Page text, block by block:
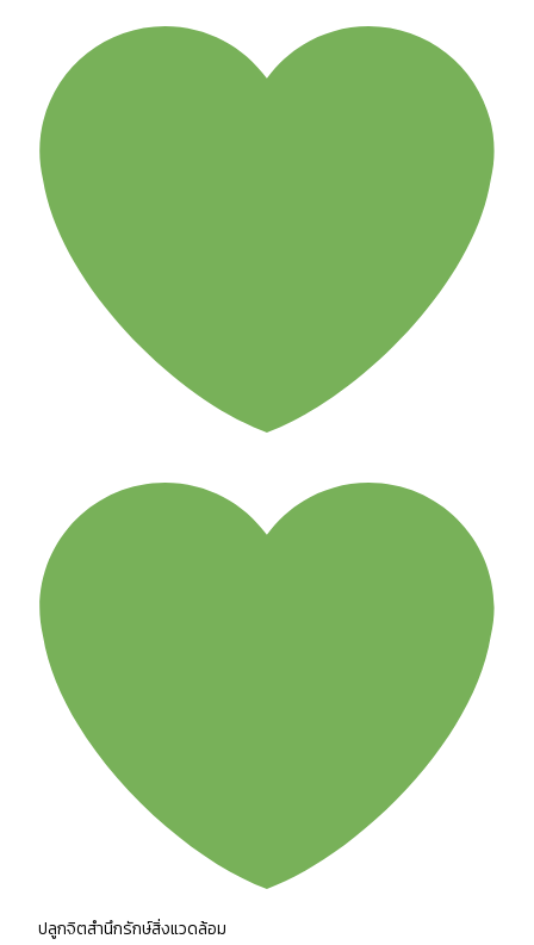
ปลูกจิตสำนึกรักษ์สิ่งแวดล้อม